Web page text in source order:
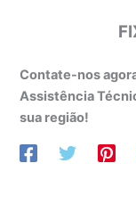
Contate-nos
Assistência
sua região!